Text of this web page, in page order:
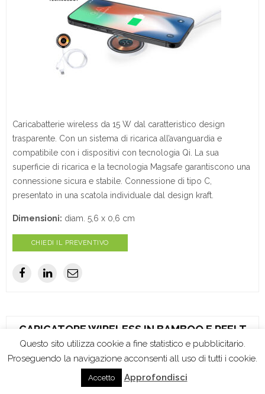
Caricabatterie wireless da 15 W dal caratteristico design
trasparente. Con un sistema di ricarica all’avanguardia e
compatibile con i dispositivi con tecnologia Qi. La sua
superficie di ricarica e la tecnologia Magsafe garantiscono una
connessione sicura e stabile. Connessione di tipo C,
presentato in una scatola individuale dal design kraft.
Dimensioni: diam. 5,6 x 0,6 cm
CHIEDI IL PREVENTIVO
CARICATORE WIRELESS IN BAMBOO E RFELT
Questo sito utilizza cookie a fine statistico e pubblicitario.
Proseguendo la navigazione acconsenti all uso di tutti i cookie.
Accetto Approfondisci